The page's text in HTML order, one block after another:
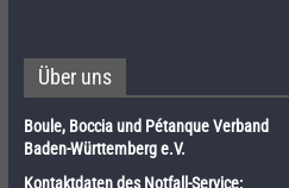
Über uns
Boule, Boccia und Pétanque Verband
Baden-Württemberg e.V.
Kontaktdaten des Notfall-Service: